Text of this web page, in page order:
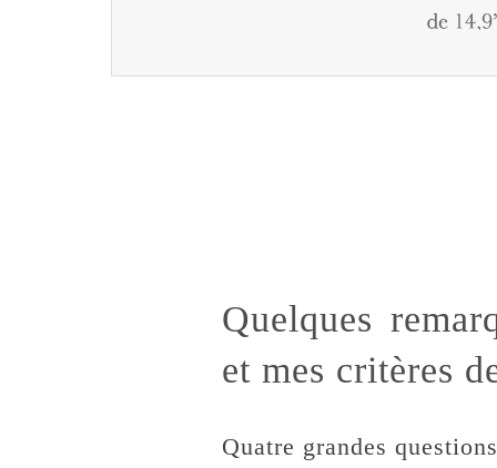
Quelques
et mes critères
Quatre grandes